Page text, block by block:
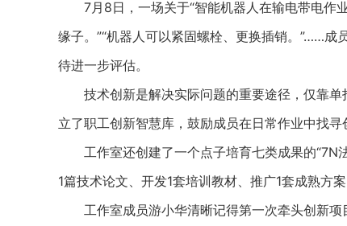
7月8日，一场关于“智能机器人在输电带电作
缘子。”“机器人可以紧固螺栓、更换插销。”……
待进一步评估。
技术创新是解决实际问题的重要途径，仅靠单
立了职工创新智慧库，鼓励成员在日常作业中找寻
工作室还创建了一个点子培育七类成果的“7N
1篇技术论文、开发1套培训教材、推广1套成熟方
工作室成员游小华清晰记得第一次牵头创新项